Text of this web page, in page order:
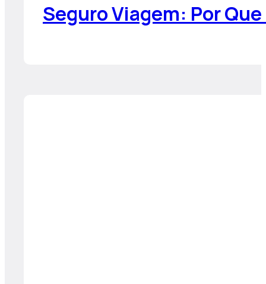
Seguro Viagem: Por